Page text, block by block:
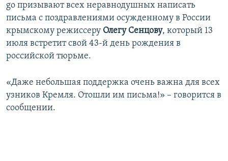
go призывают всех неравнодушных написать
письма с поздравлениями осужденному в России
крымскому режиссеру Олегу Сенцову, который 13
июля встретит свой 43-й день рождения в
российской тюрьме.
«Даже небольшая поддержка очень важна для всех
узников Кремля. Отошли им письма!» – говорится в
сообщении.